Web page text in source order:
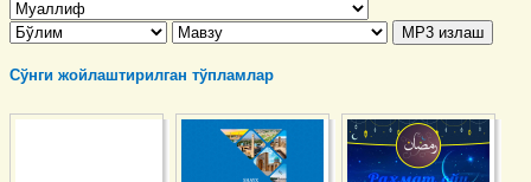
Сўнги жойлаштирилган тўпламлар